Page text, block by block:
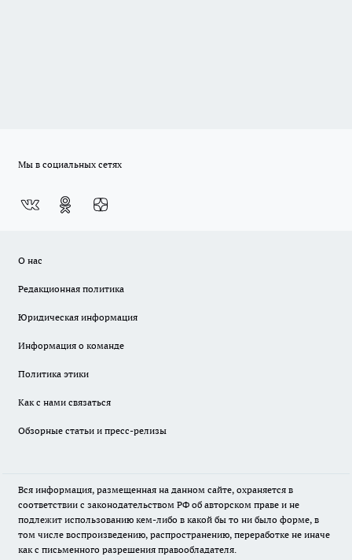
Мы в социальных сетях
О нас
Редакционная политика
Юридическая информация
Информация о команде
Политика этики
Как с нами связаться
Обзорные статьи и пресс-релизы
Вся информация, размещенная на данном сайте, охраняется в
соответствии с законодательством РФ об авторском праве и не
подлежит использованию кем-либо в какой бы то ни было форме, в
том числе воспроизведению, распространению, переработке не иначе
как с письменного разрешения правообладателя.